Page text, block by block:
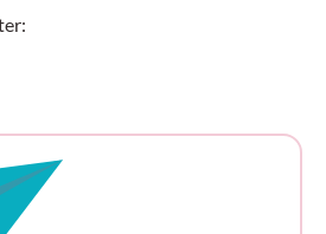
Kunden
laufenden Betrieb betreut,
Vorjahres. Das Ergebnis
Steuern (EBIT) stieg
Millionen Euro, die Zahl
wuchs auf 4645.